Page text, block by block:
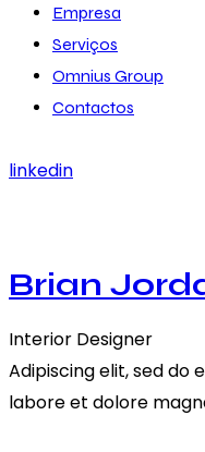
Empresa
Serviços
Omnius Group
Contactos
linkedin
Brian
Interior Designer
Adipiscing elit, sed do
labore et dolore